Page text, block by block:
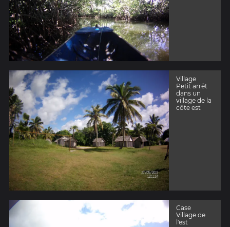
Village
Petit arrêt
dans un
village de la
côte est
Case
Village de
l'est